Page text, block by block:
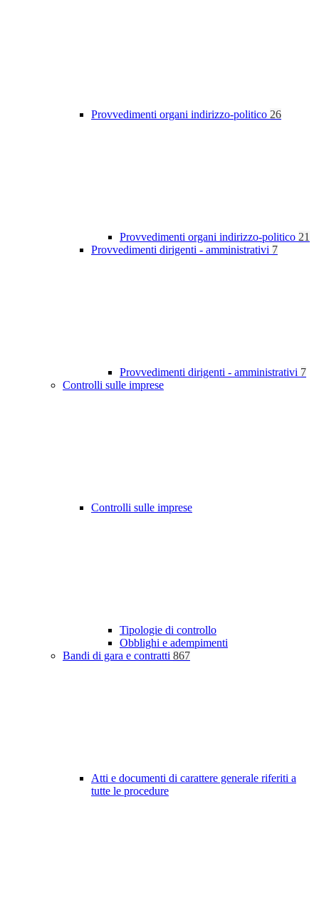
Provvedimenti organi indirizzo-politico 26
Provvedimenti organi indirizzo-politico 21
Provvedimenti dirigenti - amministrativi 7
Provvedimenti dirigenti - amministrativi 7
Controlli sulle imprese
Controlli sulle imprese
Tipologie di controllo
Obblighi e adempimenti
Bandi di gara e contratti 867
Atti e documenti di carattere generale riferiti a
tutte le procedure